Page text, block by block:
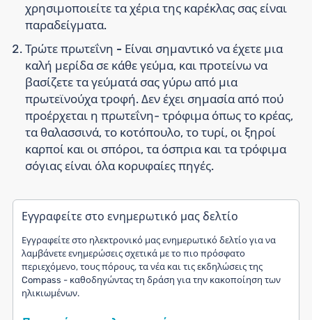
χρησιμοποιείτε τα χέρια της καρέκλας σας είναι
παραδείγματα.
Τρώτε πρωτεΐνη - Είναι σημαντικό να έχετε μια
καλή μερίδα σε κάθε γεύμα, και προτείνω να
βασίζετε τα γεύματά σας γύρω από μια
πρωτεϊνούχα τροφή. Δεν έχει σημασία από πού
προέρχεται η πρωτεΐνη- τρόφιμα όπως το κρέας,
τα θαλασσινά, το κοτόπουλο, το τυρί, οι ξηροί
καρποί και οι σπόροι, τα όσπρια και τα τρόφιμα
σόγιας είναι όλα κορυφαίες πηγές.
Εγγραφείτε στο ενημερωτικό μας δελτίο
Εγγραφείτε στο ηλεκτρονικό μας ενημερωτικό δελτίο για να
λαμβάνετε ενημερώσεις σχετικά με το πιο πρόσφατο
περιεχόμενο, τους πόρους, τα νέα και τις εκδηλώσεις της
Compass - καθοδηγώντας τη δράση για την κακοποίηση των
ηλικιωμένων.